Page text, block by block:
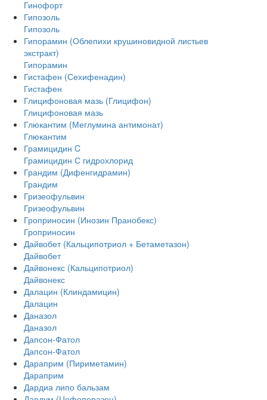
Гинофорт
Гипозоль
Гипозоль
Гипорамин (Облепихи крушиновидной листьев
экстракт)
Гипорамин
Гистафен (Сехифенадин)
Гистафен
Глицифоновая мазь (Глицифон)
Глицифоновая мазь
Глюкантим (Меглумина антимонат)
Глюкантим
Грамицидин C
Грамицидин С гидрохлорид
Грандим (Дифенгидрамин)
Грандим
Гризеофульвин
Гризеофульвин
Гроприносин (Инозин Пранобекс)
Гроприносин
Дайвобет (Кальципотриол + Бетаметазон)
Дайвобет
Дайвонекс (Кальципотриол)
Дайвонекс
Далацин (Клиндамицин)
Далацин
Даназол
Даназол
Дапсон-Фатол
Дапсон-Фатол
Дараприм (Пириметамин)
Дараприм
Дардиа липо бальзам